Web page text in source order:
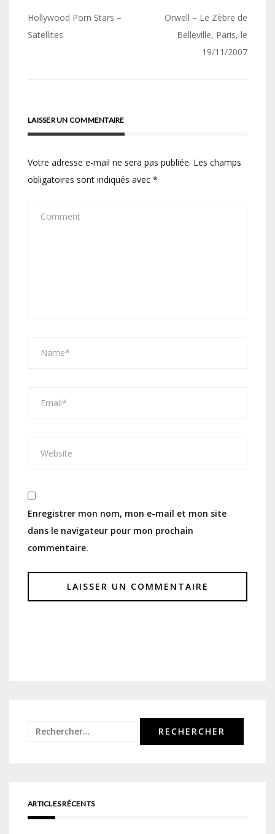
Navigation
de
Hollywood Porn Stars –
Satellites
Orwell – Le Zèbre de
Belleville, Paris, le
19/11/2007
LAISSER UN COMMENTAIRE
Votre adresse e-mail ne sera pas publiée. Les champs
obligatoires sont indiqués avec *
Enregistrer mon nom, mon e-mail et mon site
dans le navigateur pour mon prochain
commentaire.
Rechercher :
ARTICLES RÉCENTS